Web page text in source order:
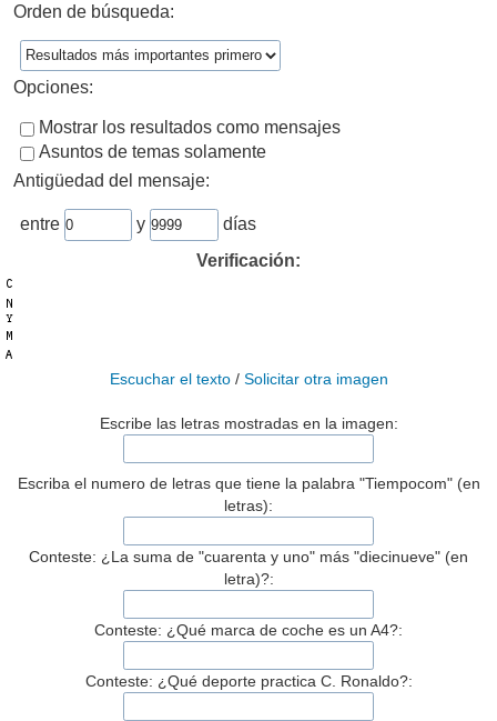
Orden de búsqueda:
Opciones:
Mostrar los resultados como mensajes
Asuntos de temas solamente
Antigüedad del mensaje:
entre y
días
Verificación:
Escuchar el texto/ Solicitar otra imagen
Escribe las letras mostradas en la imagen:
Escriba el numero de letras que tiene la palabra "Tiempocom" (en
letras):
Conteste: ¿La suma de "cuarenta y uno" más "diecinueve" (en
letra)?:
Conteste: ¿Qué marca de coche es un A4?:
Conteste: ¿Qué deporte practica C. Ronaldo?: